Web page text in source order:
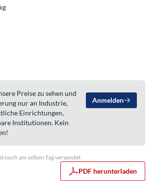
Preise zu sehen und
nur an Industrie,
Einrichtungen,
Institutionen. Kein
Anmelden
noch am selben Tag versendet
PDF herunterladen